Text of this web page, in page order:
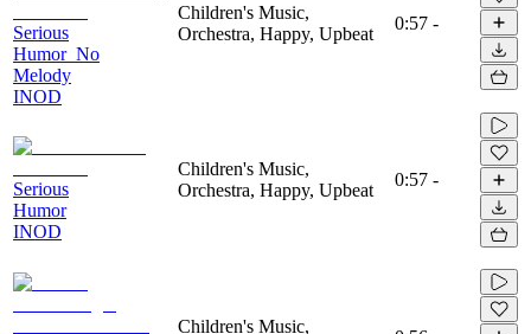
Serious
Humor_No
Melody
INOD
Children's Music,
Orchestra, Happy, Upbeat
0:57 -
Serious
Humor
INOD
Children's Music,
Orchestra, Happy, Upbeat
0:57 -
Children's Music,